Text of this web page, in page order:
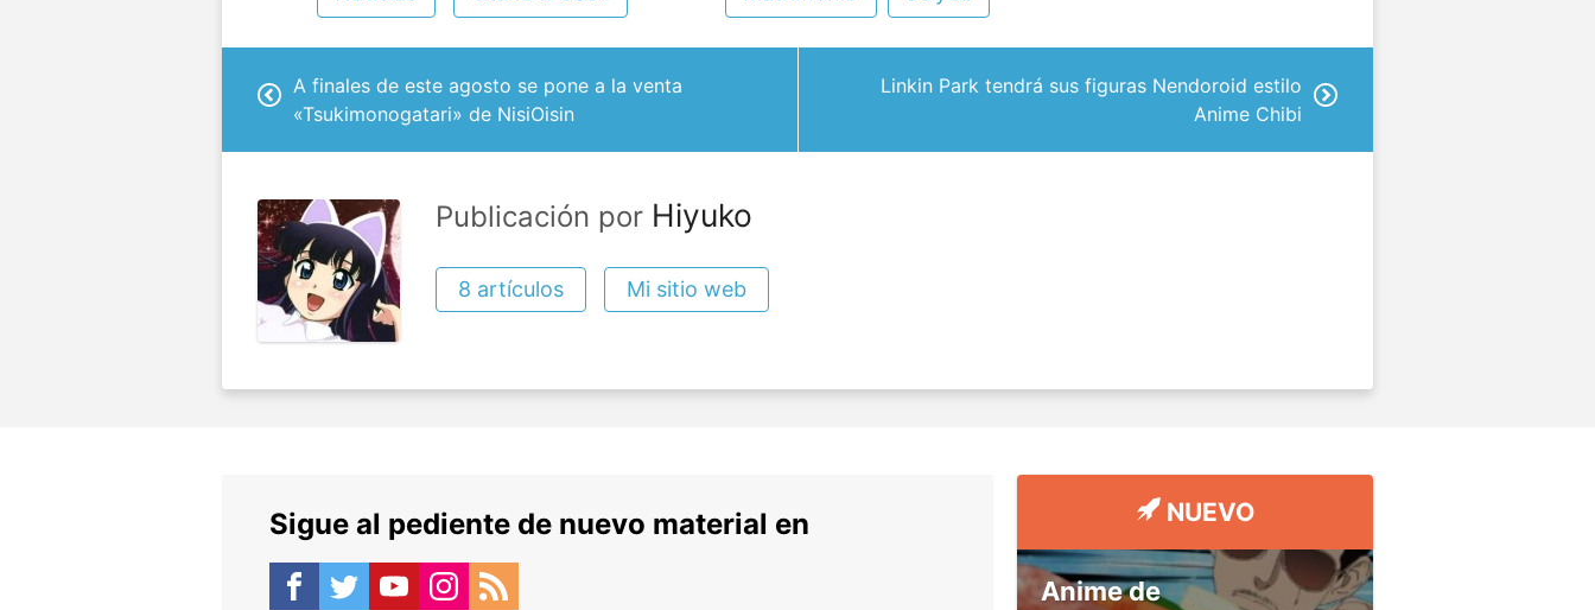
A finales de este agosto se pone a la venta
«Tsukimonogatari» de NisiOisin
Linkin Park tendrá sus figuras Nendoroid estilo
Anime Chibi
Publicación por Hiyuko
8 artículos Mi sitio web
Sigue al pediente de nuevo material en NUEVO
Anime de